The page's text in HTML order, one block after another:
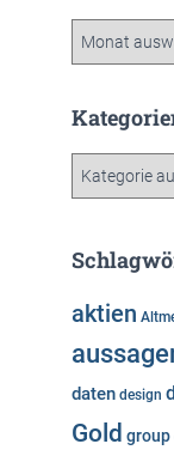
h
g
r
i
n
aktien
daten design
Gold group